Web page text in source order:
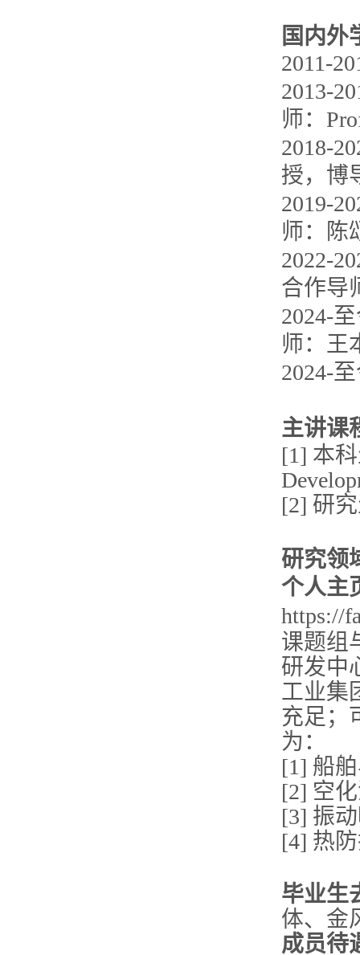
国内外
2011-
2013-
师：
2018-
授，博
2019-
师：陈
2022-
合作导
2024-
师：王
2024-
主讲课
[1] 本科
[2] 研
研究领
个人主
https://
课题组
研发中
工业集
充足；
为：
[1] 船
[2] 空
[3] 振
[4] 热
毕业生
体、金
成员待